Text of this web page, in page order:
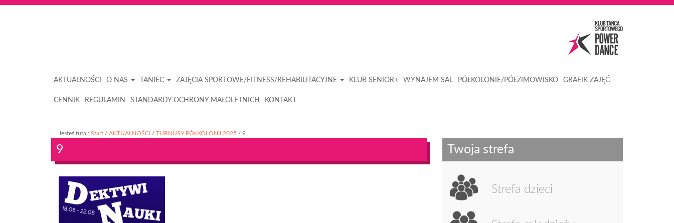
AKTUALNOŚCI O NAS TANIEC ZAJĘCIA SPORTOWE/FITNESS/REHABILITACYJNE KLUB SENIOR+ WYNAJEM SAL PÓŁKOLONIE/PÓŁZIMOWISKO GRAFIK ZAJĘĆ
CENNIK REGULAMIN STANDARDY OCHRONY MAŁOLETNICH KONTAKT
Jesteś tutaj: Start / AKTUALNOŚCI / TURNUSY PÓŁKOLONII 2025 / 9
9 Twoja strefa
Strefa dzieci